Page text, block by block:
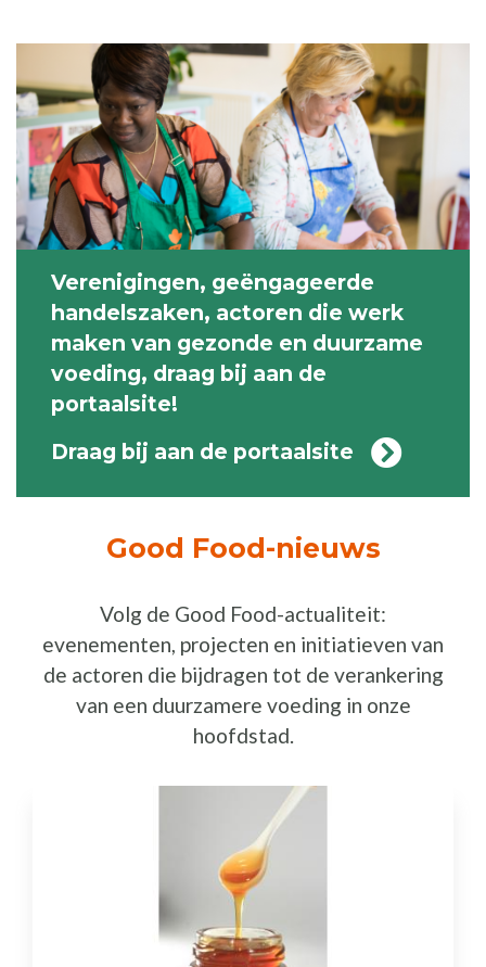
Verenigingen, geëngageerde
handelszaken, actoren die werk
maken van gezonde en duurzame
voeding, draag bij aan de
portaalsite!
Draag bij aan de portaalsite
Good Food-nieuws
Volg de Good Food-actualiteit:
evenementen, projecten en initiatieven van
de actoren die bijdragen tot de verankering
van een duurzamere voeding in onze
hoofdstad.